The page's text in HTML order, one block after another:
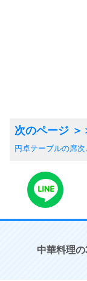
円卓テーブルの席次
中華料理